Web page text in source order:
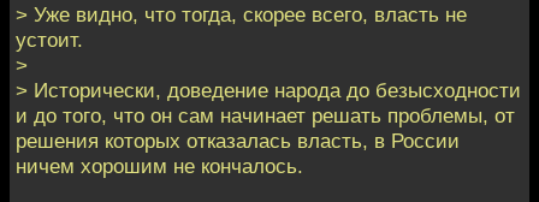
> Уже видно, что тогда, скорее всего, власть не
устоит.
>
> Исторически, доведение народа до безысходности
и до того, что он сам начинает решать проблемы, от
решения которых отказалась власть, в России
ничем хорошим не кончалось.